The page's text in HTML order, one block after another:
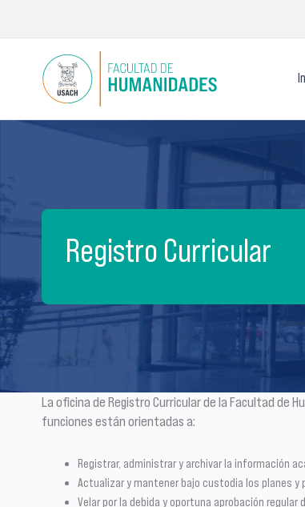
Registro Curricular
La oficina de Registro Curricular de la Facultad de
funciones están orientadas a:
Registrar, administrar y archivar la información
Actualizar y mantener bajo custodia los planes y
Velar por la debida y oportuna aprobación